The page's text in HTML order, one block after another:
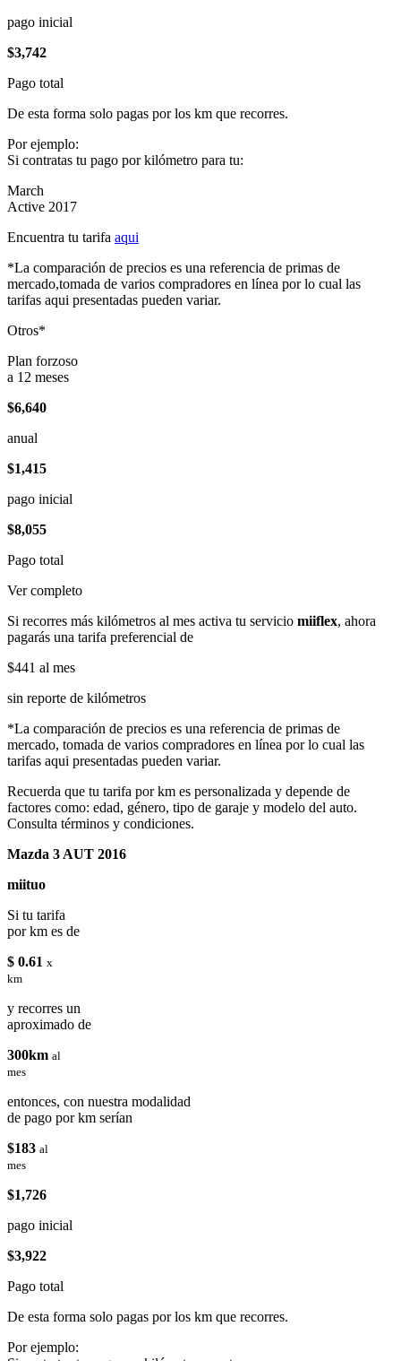
pago inicial
$3,742
Pago total
De esta forma solo pagas por los km que recorres.
Por ejemplo:
Si contratas tu pago por kilómetro para tu:
March
Active 2017
Encuentra tu tarifa aqui
*La comparación de precios es una referencia de primas de
mercado,tomada de varios compradores en línea por lo cual las
tarifas aqui presentadas pueden variar.
Otros*
Plan forzoso
a 12 meses
$6,640
anual
$1,415
pago inicial
$8,055
Pago total
Ver completo
Si recorres más kilómetros al mes activa tu servicio miiflex, ahora
pagarás una tarifa preferencial de
$441 al mes
sin reporte de kilómetros
*La comparación de precios es una referencia de primas de
mercado, tomada de varios compradores en línea por lo cual las
tarifas aqui presentadas pueden variar.
Recuerda que tu tarifa por km es personalizada y depende de
factores como: edad, género, tipo de garaje y modelo del auto.
Consulta términos y condiciones.
Mazda 3 AUT 2016
miituo
Si tu tarifa
por km es de
$ 0.61 x
km
y recorres un
aproximado de
300km al
mes
entonces, con nuestra modalidad
de pago por km serían
$183 al
mes
$1,726
pago inicial
$3,922
Pago total
De esta forma solo pagas por los km que recorres.
Por ejemplo: